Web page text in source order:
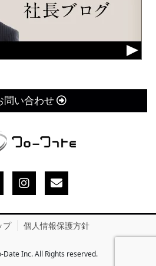
問い合わせ
プ 個人情報保護方針
Inc. All Rights reserved.